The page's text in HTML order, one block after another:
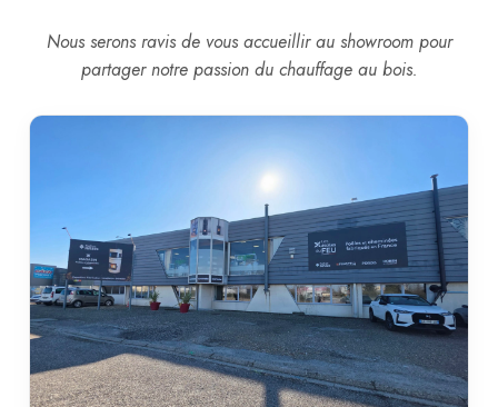
Nous serons ravis de vous accueillir au showroom pour
partager notre passion du chauffage au bois.